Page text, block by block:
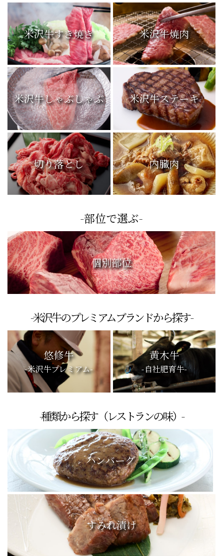
米沢牛すき焼き 米沢牛焼肉
米沢牛しゃぶしゃぶ 米沢牛ステーキ
切り落とし 内臓肉
-部位で選ぶ-
個別部位
-米沢牛のプレミアムブランドから探す-
悠修牛
-米沢牛プレミアム-
黄木牛
-自社肥育牛-
-種類から探す（レストランの味）-
ハンバーグ
すみれ漬け